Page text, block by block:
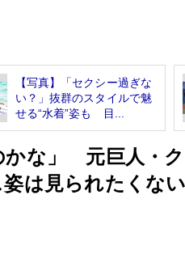
【写真】「セクシー過ぎな
い？」抜群のスタイルで魅
せる“水着”姿も 目...
かな」 元巨人・
は見られたくな